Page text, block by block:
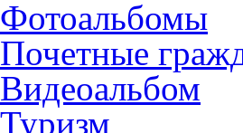
Фотоальбомы
Почетные
Видеоальбом
Туризм